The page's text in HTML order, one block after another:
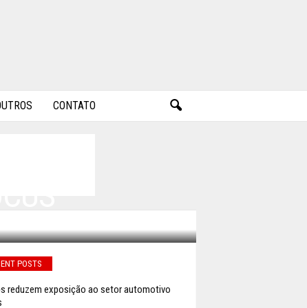
CONTATO
POSTS
reduzem exposição ao setor automotivo